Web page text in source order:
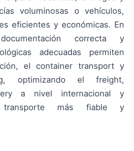
voluminosas o vehículos,
eficientes y económicas. En
correcta y
adecuadas permiten
el container transport y
optimizando el freight,
a nivel internacional y
transporte más fiable y